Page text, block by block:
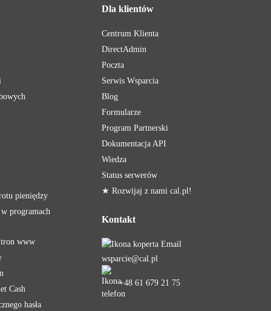
pieniędzy
programach
www
Cash
hasła
Dla klientów
Centrum Klienta
DirectAdmin
Poczta
Serwis Wsparcia
Blog
Formularze
Program Partnerski
Dokumentacja API
Wiedza
Status serwerów
★ Rozwijaj z nami cal.pl!
Kontakt
wsparcie@cal.pl
+48 61 679 21 75